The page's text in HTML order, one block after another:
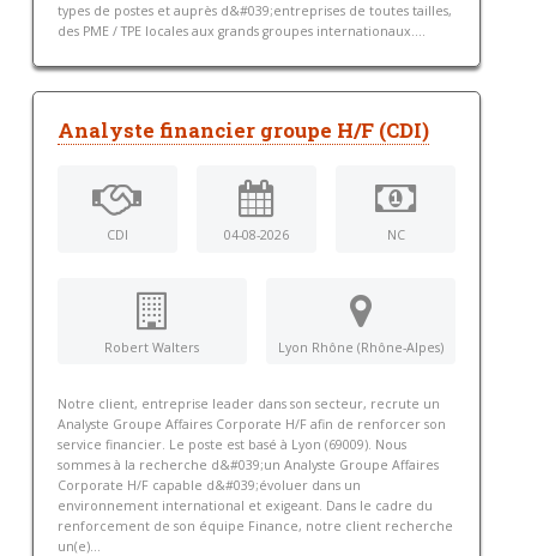
types de postes et auprès d&#039;entreprises de toutes tailles,
des PME / TPE locales aux grands groupes internationaux....
Analyste financier groupe H/F (CDI)
CDI 04-08-2026 NC
Robert Walters Lyon Rhône (Rhône-Alpes)
Notre client, entreprise leader dans son secteur, recrute un
Analyste Groupe Affaires Corporate H/F afin de renforcer son
service financier. Le poste est basé à Lyon (69009). Nous
sommes à la recherche d&#039;un Analyste Groupe Affaires
Corporate H/F capable d&#039;évoluer dans un
environnement international et exigeant. Dans le cadre du
renforcement de son équipe Finance, notre client recherche
un(e)...